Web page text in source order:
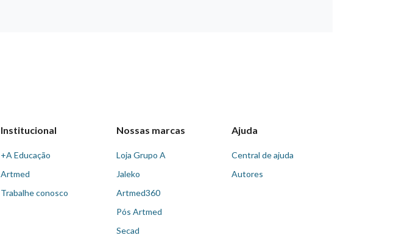
Institucional
+A Educação
Artmed
Trabalhe conosco
Nossas marcas
Loja Grupo A
Jaleko
Artmed360
Pós Artmed
Secad
Ajuda
Central de ajuda
Autores